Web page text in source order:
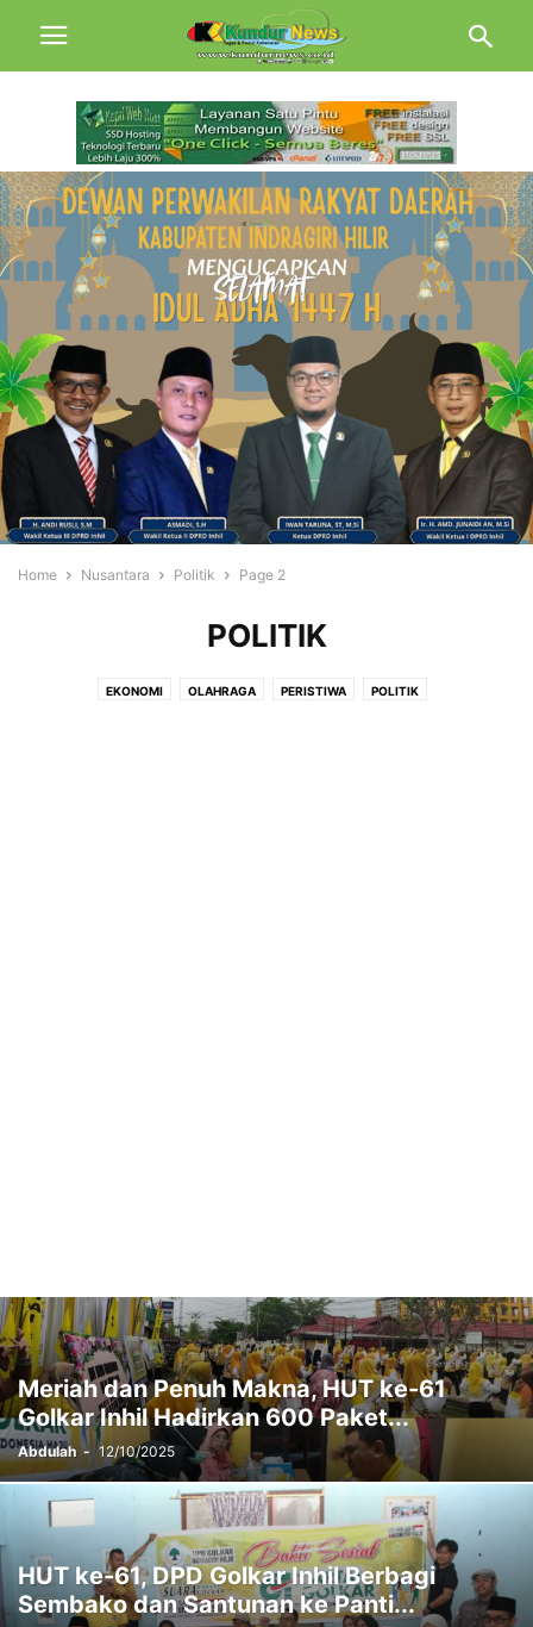
Home Nusantara Politik Page 2
POLITIK
EKONOMI OLAHRAGA PERISTIWA POLITIK
Meriah dan Penuh Makna, HUT ke-61
Golkar Inhil Hadirkan 600 Paket...
Abdulah - 12/10/2025
HUT ke-61, DPD Golkar Inhil Berbagi
Sembako dan Santunan ke Panti...